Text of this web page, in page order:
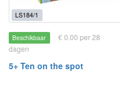
LS184/1
Beschikbaar
€ 0.00 per 28
dagen
5+ Ten on the spot